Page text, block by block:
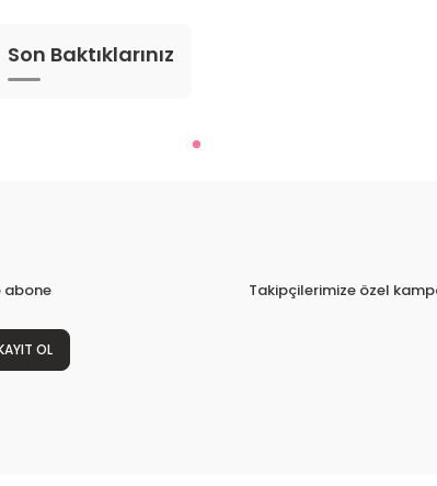
Son Baktıklarınız
abone
OL
Takipçilerimize özel